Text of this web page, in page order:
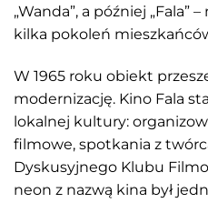
„Wanda”, a później „Fala”
kilka pokoleń
W 1965 roku obiekt
modernizację. Kino Fala
lokalnej kultury:
filmowe, spotkania z
Dyskusyjnego Klubu
neon z nazwą kina był